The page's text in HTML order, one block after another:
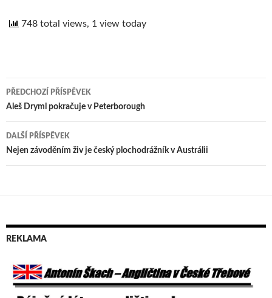
748 total views, 1 view today
Navigace
pro
příspěvek
PŘEDCHOZÍ PŘÍSPĚVEK
Aleš Dryml pokračuje v Peterborough
DALŠÍ PŘÍSPĚVEK
Nejen závoděním živ je český plochodrážník v Austrálii
REKLAMA